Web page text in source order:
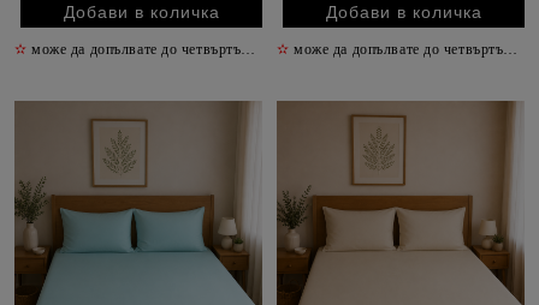
✫ може да допълвате до четвъртък включително ✫
✫ може да допълвате до четвъртък включително